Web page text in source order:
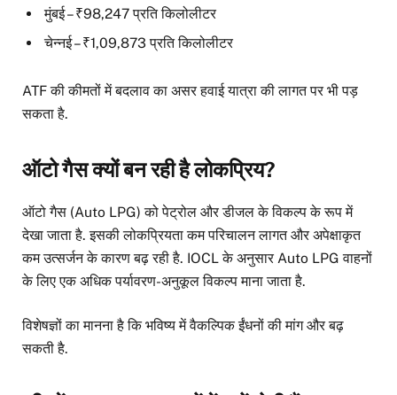
मुंबई – ₹98,247 प्रति किलोलीटर
चेन्नई – ₹1,09,873 प्रति किलोलीटर
ATF की कीमतों में बदलाव का असर हवाई यात्रा की लागत पर भी पड़
सकता है.
ऑटो गैस क्यों बन रही है लोकप्रिय?
ऑटो गैस (Auto LPG) को पेट्रोल और डीजल के विकल्प के रूप में
देखा जाता है. इसकी लोकप्रियता कम परिचालन लागत और अपेक्षाकृत
कम उत्सर्जन के कारण बढ़ रही है. IOCL के अनुसार Auto LPG वाहनों
के लिए एक अधिक पर्यावरण-अनुकूल विकल्प माना जाता है.
विशेषज्ञों का मानना है कि भविष्य में वैकल्पिक ईंधनों की मांग और बढ़
सकती है.